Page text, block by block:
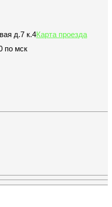
д.7 к.4Карта проезда
по мск